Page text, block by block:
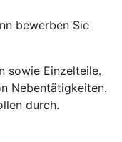
bewerben Sie
sowie Einzelteile.
Nebentätigkeiten.
durch.